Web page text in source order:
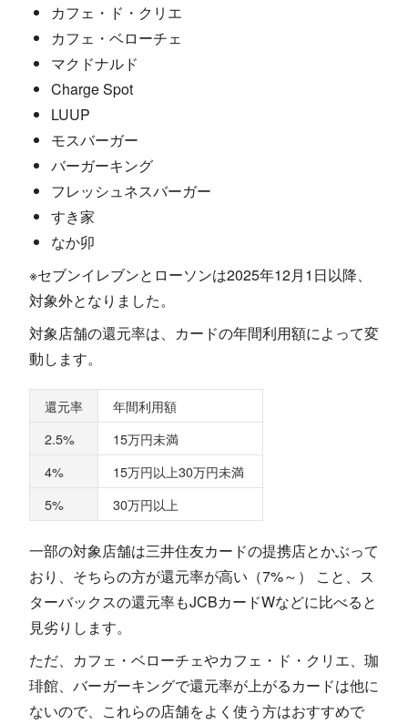
カフェ・ド・クリエ
カフェ・ベローチェ
マクドナルド
Charge Spot
LUUP
モスバーガー
バーガーキング
フレッシュネスバーガー
すき家
なか卯
※セブンイレブンとローソンは2025年12月1日以降、
対象外となりました。
対象店舗の還元率は、カードの年間利用額によって変
動します。
還元率
年間利用額
2.5%
15万円未満
4%
15万円以上30万円未満
5%
30万円以上
一部の対象店舗は三井住友カードの提携店とかぶって
おり、そちらの方が還元率が高い（7%～） こと、ス
ターバックスの還元率もJCBカードWなどに比べると
見劣りします。
ただ、カフェ・ベローチェやカフェ・ド・クリエ、珈
琲館、バーガーキングで還元率が上がるカードは他に
ないので、これらの店舗をよく使う方はおすすめで